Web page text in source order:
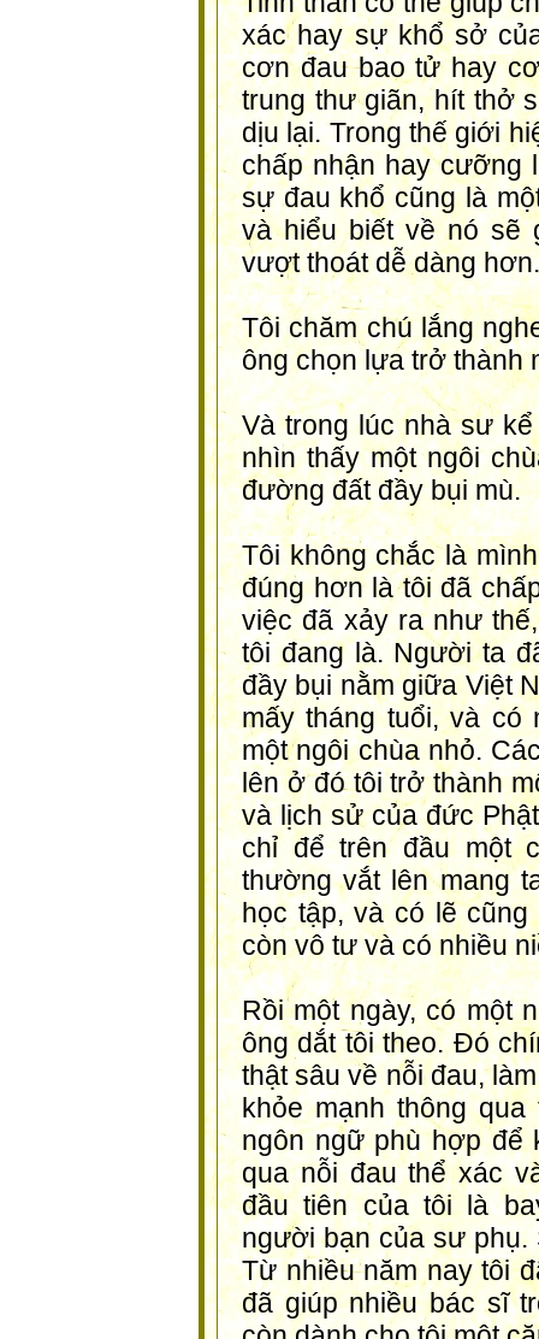
xác hay sự khổ sở
cơn đau bao tử hay
trung thư giãn, hít thở
dịu lại. Trong thế giới
chấp nhận hay cưỡng
sự đau khổ cũng là
và hiểu biết về nó sẽ
vượt thoát dễ dàng hơn.
Tôi chăm chú lắng
ông chọn lựa trở thành
Và trong lúc nhà sư
nhìn thấy một ngôi
đường đất đầy bụi mù.
Tôi không chắc là
đúng hơn là tôi đã
việc đã xảy ra như
tôi đang là. Người ta
đầy bụi nằm giữa Việt
mấy tháng tuổi, và có
một ngôi chùa nhỏ.
lên ở đó tôi trở thành
và lịch sử của đức
chỉ để trên đầu một
thường vắt lên mang
học tập, và có lẽ
còn vô tư và có nhiều
Rồi một ngày, có một
ông dắt tôi theo. Đó
thật sâu về nỗi đau,
khỏe mạnh thông
ngôn ngữ phù hợp để
qua nỗi đau thể xác
đầu tiên của tôi là
người bạn của sư phụ.
Từ nhiều năm nay tôi
đã giúp nhiều bác sĩ